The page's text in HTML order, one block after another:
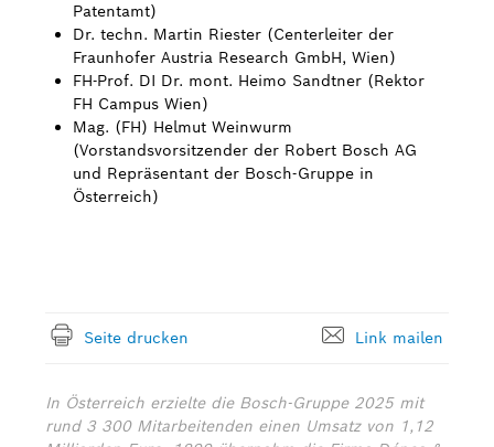
Patentamt)
Dr. techn. Martin Riester (Centerleiter der
Fraunhofer Austria Research GmbH, Wien)
FH-Prof. DI Dr. mont. Heimo Sandtner (Rektor
FH Campus Wien)
Mag. (FH) Helmut Weinwurm
(Vorstandsvorsitzender der Robert Bosch AG
und Repräsentant der Bosch-Gruppe in
Österreich)
Seite drucken Link mailen
In Österreich erzielte die Bosch-Gruppe 2025 mit
rund 3 300 Mitarbeitenden einen Umsatz von 1,12